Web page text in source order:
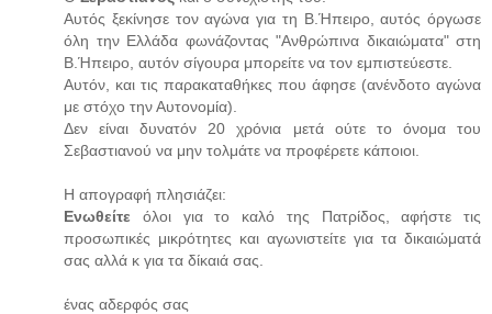
Αυτός ξεκίνησε τον αγώνα για τη Β.Ήπειρο, αυτός όργωσε
όλη την Ελλάδα φωνάζοντας "Ανθρώπινα δικαιώματα" στη
Β.Ήπειρο, αυτόν σίγουρα μπορείτε να τον εμπιστεύεστε.
Αυτόν, και τις παρακαταθήκες που άφησε (ανένδοτο αγώνα
με στόχο την Αυτονομία).
Δεν είναι δυνατόν 20 χρόνια μετά ούτε το όνομα του
Σεβαστιανού να μην τολμάτε να προφέρετε κάποιοι.
Η απογραφή πλησιάζει:
Ενωθείτε όλοι για το καλό της Πατρίδος, αφήστε τις
προσωπικές μικρότητες και αγωνιστείτε για τα δικαιώματά
σας αλλά κ για τα δίκαιά σας.
ένας αδερφός σας